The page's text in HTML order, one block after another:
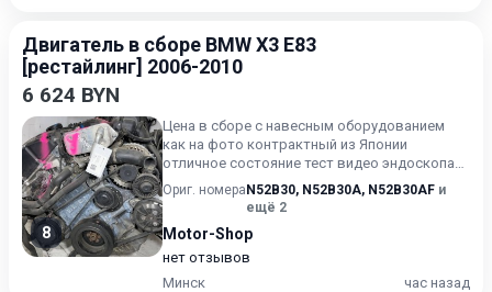
Двигатель в сборе BMW X3 E83
[рестайлинг] 2006-2010
6 624 BYN
8
Цена в сборе с навесным оборудованием
как на фото контрактный из Японии
отличное состояние тест видео эндоскопа
по запросу прилагаем ГТД гар...
Ориг. номера N52B30, N52B30A, N52B30AF и
ещё 2
Motor-Shop
нет отзывов
Минск
час назад